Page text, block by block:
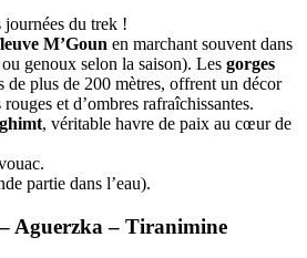
journées du trek !
M’Goun en marchant souvent dans
genoux selon la saison). Les gorges
de plus de 200 mètres, offrent un décor
et d’ombres rafraîchissantes.
, véritable havre de paix au cœur de
partie dans l’eau).
Aguerzka – Tiranimine